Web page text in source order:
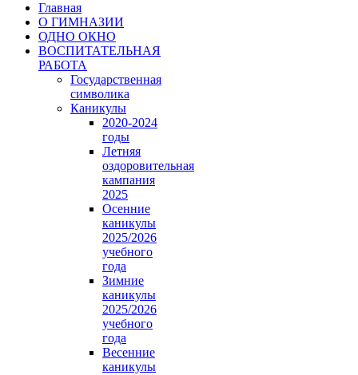
Главная
О ГИМНАЗИИ
ОДНО ОКНО
ВОСПИТАТЕЛЬНАЯ
РАБОТА
Государственная
символика
Каникулы
2020-2024
годы
Летняя
оздоровительная
кампания
2025
Осенние
каникулы
2025/2026
учебного
года
Зимние
каникулы
2025/2026
учебного
года
Весенние
каникулы